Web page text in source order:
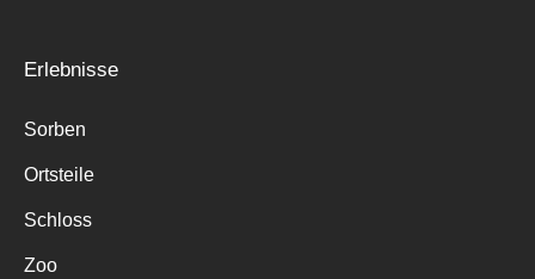
Erlebnisse
Sorben
Ortsteile
Schloss
Zoo